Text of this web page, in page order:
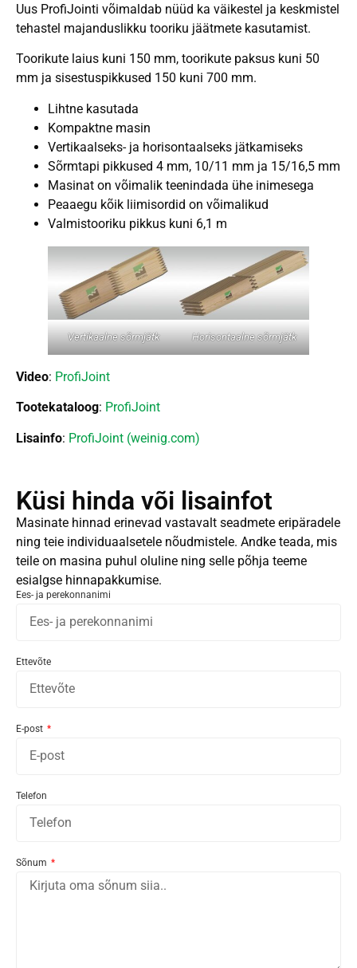
Uus ProfiJointi võimaldab nüüd ka väikestel ja keskmistel
tehastel majanduslikku tooriku jäätmete kasutamist.
Toorikute laius kuni 150 mm, toorikute paksus kuni 50
mm ja sisestuspikkused 150 kuni 700 mm.
Lihtne kasutada
Kompaktne masin
Vertikaalseks- ja horisontaalseks jätkamiseks
Sõrmtapi pikkused 4 mm, 10/11 mm ja 15/16,5 mm
Masinat on võimalik teenindada ühe inimesega
Peaaegu kõik liimisordid on võimalikud
Valmistooriku pikkus kuni 6,1 m
Vertikaalne sõrmjätk Horisontaalne sõrmjätk
Video: ProfiJoint
Tootekataloog: ProfiJoint
Lisainfo: ProfiJoint (weinig.com)
Küsi hinda või lisainfot
Masinate hinnad erinevad vastavalt seadmete eripäradele
ning teie individuaalsetele nõudmistele. Andke teada, mis
teile on masina puhul oluline ning selle põhja teeme
esialgse hinnapakkumise.
Ees- ja perekonnanimi
Ettevõte
E-post
Telefon
Sõnum